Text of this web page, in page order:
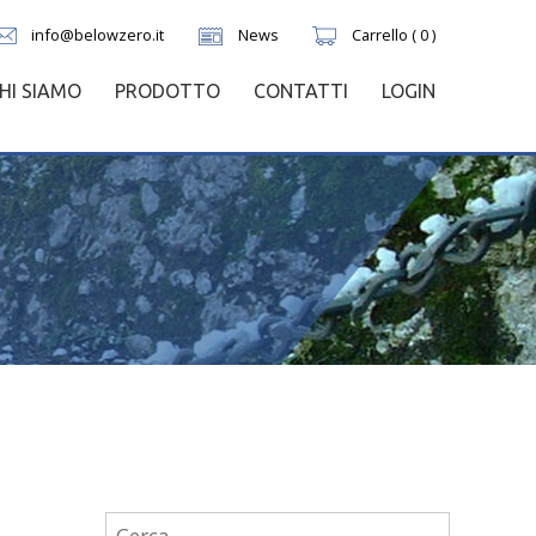
info@belowzero.it News Carrello ( 0 )
SIAMO PRODOTTO CONTATTI LOGIN
Ricerca